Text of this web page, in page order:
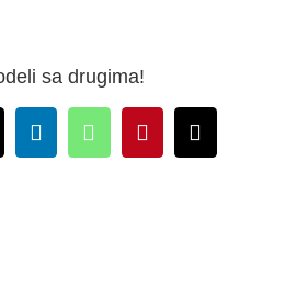
sa drugima!
LinkedInWhatsAppPinterestEmail